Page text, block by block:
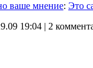
ваше мнение: Это
19:04 | 2